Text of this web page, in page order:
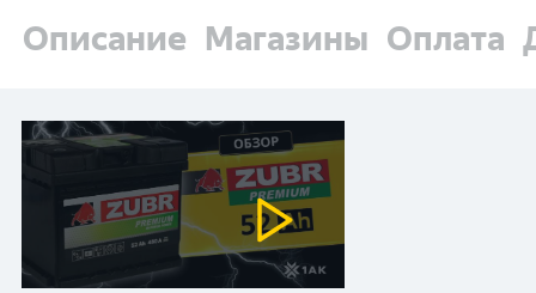
Описание Магазины Оплата